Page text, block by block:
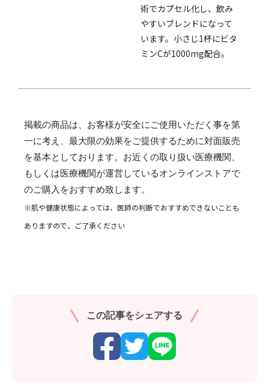
術でカプセル化し、飲み
やすいブレンドになって
います。小さじ1杯にビタ
ミンCが1000mg配合。
掲載の商品は、お客様が安全にご使用いただく事を第
一に考え、最大限の効果をご提供するために対面販売
を基本としております。お近くの取り扱い医療機関、
もしくは医療機関が運営しているオンラインストアで
のご購入をおすすめ致します。
※肌や健康状態によっては、医師の判断でおすすめできないことも
ありますので、ご了承ください
この記事をシェアする